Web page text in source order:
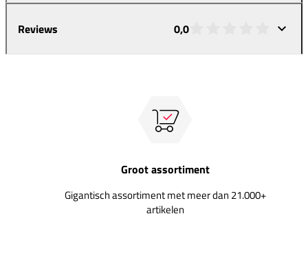
Reviews 0,0
Groot assortiment
Gigantisch assortiment met meer dan 21.000+
artikelen